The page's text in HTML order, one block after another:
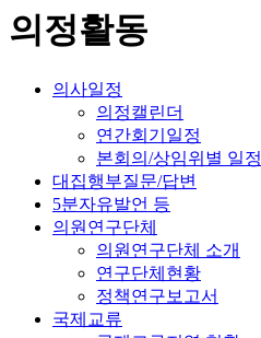
의정활동
의사일정
의정캘린더
연간회기일정
본회의/상임위별 일정
대집행부질문/답변
5분자유발언 등
의원연구단체
의원연구단체 소개
연구단체현황
정책연구보고서
국제교류